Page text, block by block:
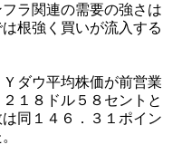
ラ関連の需要の強さは
根強く買いが流入する
ダウ平均株価が前営業
１８ドル５８セントと
同１４６．３１ポイン